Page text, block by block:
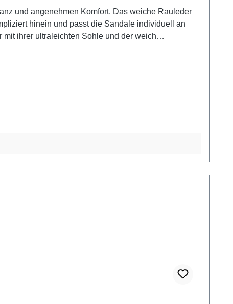
und angenehmen Komfort. Das weiche Rauleder
hinein und passt die Sandale individuell an
ihrer ultraleichten Sohle und der weich